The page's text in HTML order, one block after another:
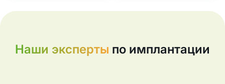
Наши эксперты по имплантации